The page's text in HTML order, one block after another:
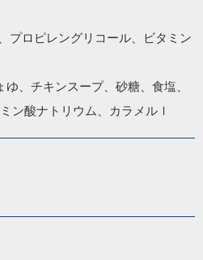
プロピレングリコール、ビタミン
、チキンスープ、砂糖、食塩、
ン酸ナトリウム、カラメルｌ